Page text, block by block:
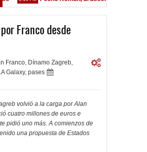
Franco desde
Franco, Dínamo Zagreb,
Galaxy, pases
volvió a la carga por Alan
cuatro millones de euros e
pidió uno más. A comienzos de
una propuesta de Estados